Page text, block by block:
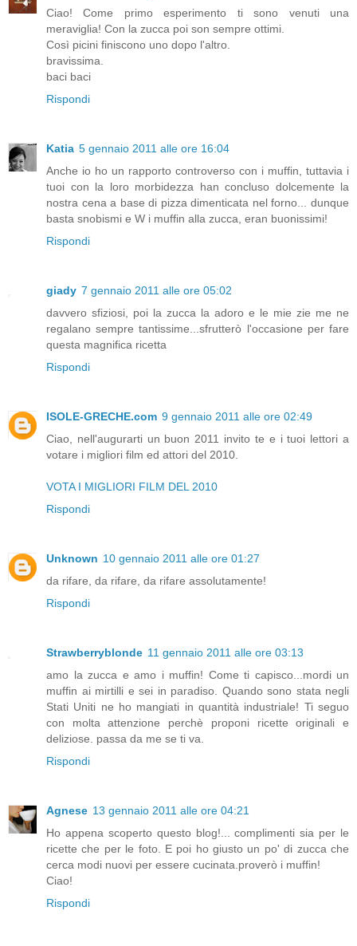
Ciao! Come primo esperimento ti sono venuti una
meraviglia! Con la zucca poi son sempre ottimi.
Così picini finiscono uno dopo l'altro.
bravissima.
baci baci
Rispondi
Katia 5 gennaio 2011 alle ore 16:04
Anche io ho un rapporto controverso con i muffin, tuttavia i
tuoi con la loro morbidezza han concluso dolcemente la
nostra cena a base di pizza dimenticata nel forno... dunque
basta snobismi e W i muffin alla zucca, eran buonissimi!
Rispondi
giady 7 gennaio 2011 alle ore 05:02
davvero sfiziosi, poi la zucca la adoro e le mie zie me ne
regalano sempre tantissime...sfrutterò l'occasione per fare
questa magnifica ricetta
Rispondi
ISOLE-GRECHE.com 9 gennaio 2011 alle ore 02:49
Ciao, nell'augurarti un buon 2011 invito te e i tuoi lettori a
votare i migliori film ed attori del 2010.
VOTA I MIGLIORI FILM DEL 2010
Rispondi
Unknown 10 gennaio 2011 alle ore 01:27
da rifare, da rifare, da rifare assolutamente!
Rispondi
Strawberryblonde 11 gennaio 2011 alle ore 03:13
amo la zucca e amo i muffin! Come ti capisco...mordi un
muffin ai mirtilli e sei in paradiso. Quando sono stata negli
Stati Uniti ne ho mangiati in quantità industriale! Ti seguo
con molta attenzione perchè proponi ricette originali e
deliziose. passa da me se ti va.
Rispondi
Agnese 13 gennaio 2011 alle ore 04:21
Ho appena scoperto questo blog!... complimenti sia per le
ricette che per le foto. E poi ho giusto un po' di zucca che
cerca modi nuovi per essere cucinata.proverò i muffin!
Ciao!
Rispondi